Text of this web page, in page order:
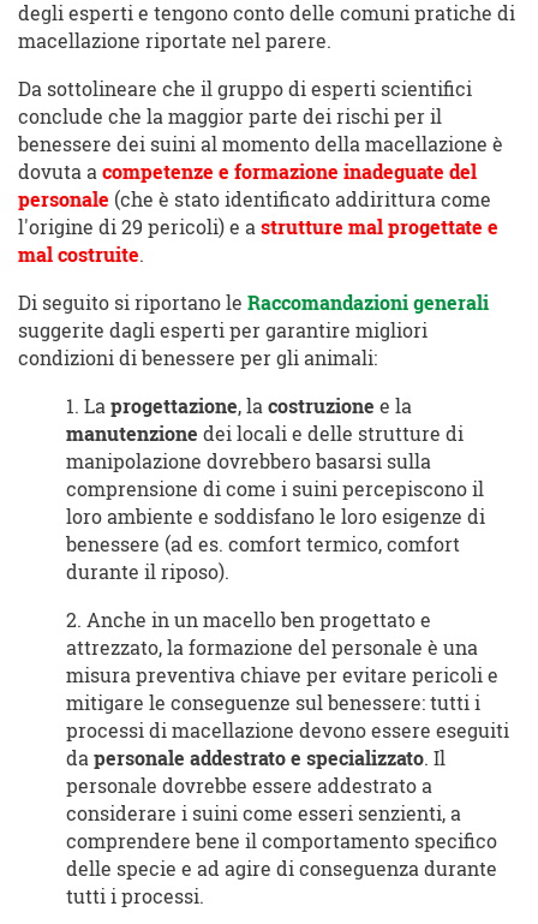
degli esperti e tengono conto delle comuni pratiche di
macellazione riportate nel parere.
Da sottolineare che il gruppo di esperti scientifici
conclude che la maggior parte dei rischi per il
benessere dei suini al momento della macellazione è
dovuta a competenze e formazione inadeguate del
personale (che è stato identificato addirittura come
l'origine di 29 pericoli) e a strutture mal progettate e
mal costruite.
Di seguito si riportano le Raccomandazioni generali
suggerite dagli esperti per garantire migliori
condizioni di benessere per gli animali:
1. La progettazione, la costruzione e la
manutenzione dei locali e delle strutture di
manipolazione dovrebbero basarsi sulla
comprensione di come i suini percepiscono il
loro ambiente e soddisfano le loro esigenze di
benessere (ad es. comfort termico, comfort
durante il riposo).
2. Anche in un macello ben progettato e
attrezzato, la formazione del personale è una
misura preventiva chiave per evitare pericoli e
mitigare le conseguenze sul benessere: tutti i
processi di macellazione devono essere eseguiti
da personale addestrato e specializzato. Il
personale dovrebbe essere addestrato a
considerare i suini come esseri senzienti, a
comprendere bene il comportamento specifico
delle specie e ad agire di conseguenza durante
tutti i processi.